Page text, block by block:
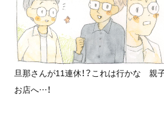
旦那さんが11連休！？これは行かな 親
お店へ…！